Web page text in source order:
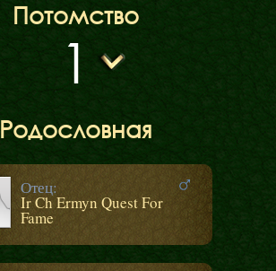
Потомство
1
Родословная
Отец:
Ir Ch Ermyn Quest For
Fame